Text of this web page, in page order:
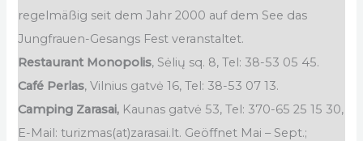
regelmäßig seit dem Jahr 2000 auf dem See das
Jungfrauen-Gesangs Fest veranstaltet.
Restaurant Monopolis, Sėlių sq. 8, Tel: 38-53 05 45.
Café Perlas, Vilnius gatvė 16, Tel: 38-53 07 13.
Camping Zarasai, Kaunas gatvė 53, Tel: 370-65 25 15 30,
E-Mail: turizmas(at)zarasai.lt. Geöffnet Mai – Sept.;